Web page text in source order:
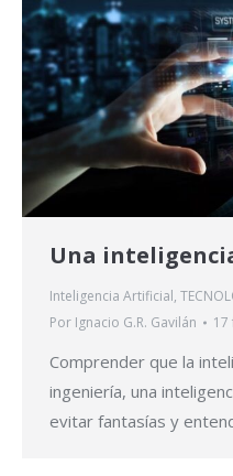
Una
Inteligencia Artificial,
Por Ignacio G.R. Gavilán 17
Comprender que la
ingeniería, una
evitar fantasías y